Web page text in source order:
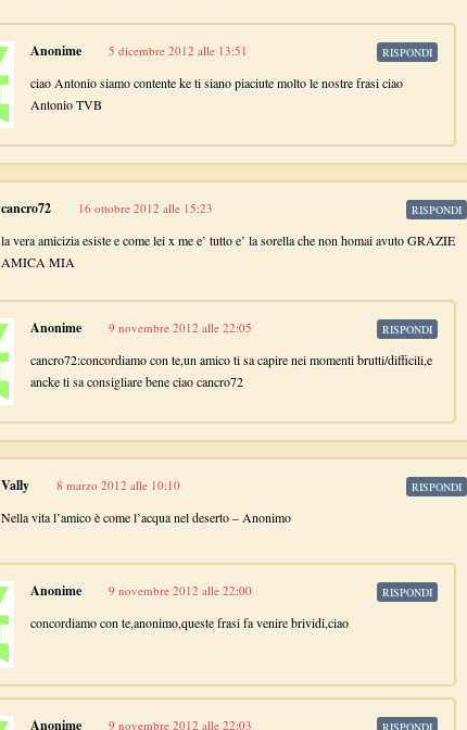
Anonime 5 dicembre 2012 alle 13:51
ciao Antonio siamo contente ke ti siano piaciute molto le nostre frasi ciao
Antonio TVB
RISPONDI
cancro72 16 ottobre 2012 alle 15:23
la vera amicizia esiste e come lei x me e’ tutto e’ la sorella che non homai avuto GRAZIE
AMICA MIA
RISPONDI
Anonime 9 novembre 2012 alle 22:05
cancro72:concordiamo con te,un amico ti sa capire nei momenti brutti/difficili,e
ancke ti sa consigliare bene ciao cancro72
RISPONDI
Vally 8 marzo 2012 alle 10:10
Nella vita l’amico è come l’acqua nel deserto – Anonimo
RISPONDI
Anonime 9 novembre 2012 alle 22:00
concordiamo con te,anonimo,queste frasi fa venire brividi,ciao
RISPONDI
Anonime 9 novembre 2012 alle 22:03 RISPONDI